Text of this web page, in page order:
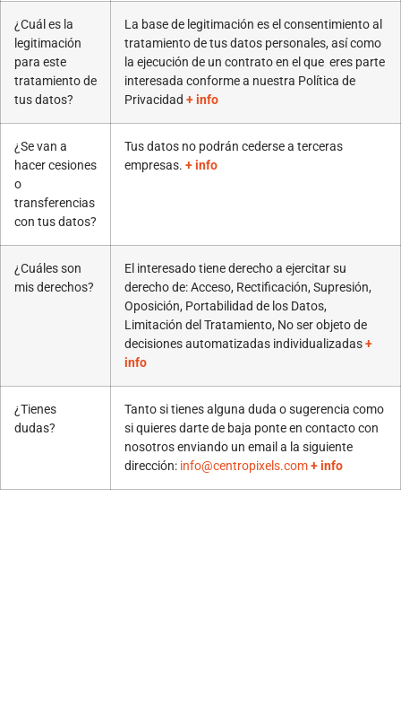
¿Cuál es la
legitimación
para este
tratamiento de
tus datos?
La base de legitimación es el consentimiento al
tratamiento de tus datos personales, así como
la ejecución de un contrato en el que eres parte
interesada conforme a nuestra Política de
Privacidad + info
¿Se van a
hacer cesiones
o
transferencias
con tus datos?
Tus datos no podrán cederse a terceras
empresas. + info
¿Cuáles son
mis derechos?
El interesado tiene derecho a ejercitar su
derecho de: Acceso, Rectificación, Supresión,
Oposición, Portabilidad de los Datos,
Limitación del Tratamiento, No ser objeto de
decisiones automatizadas individualizadas+
info
¿Tienes
dudas?
Tanto si tienes alguna duda o sugerencia como
si quieres darte de baja ponte en contacto con
nosotros enviando un email a la siguiente
dirección: info@centropixels.com+ info